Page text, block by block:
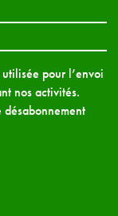
pour l’envoi
nos activités.